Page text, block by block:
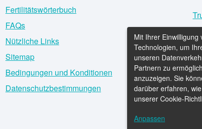
Fertilitätswörterbuch
FAQs
Nützliche Links
Sitemap
Bedingungen und Konditionen
Datenschutzbestimmungen
©
Mit Ihrer
Technologien, um
unseren
Partnern zu
anzuzeigen. Sie
darüber erfahren,
unserer Cookie-
Anpassen